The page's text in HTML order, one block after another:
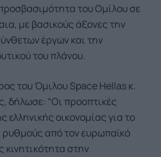
του Ομίλου σε
με βασικούς άξονες την
έργων και την
του πλάνου.
του Όμιλου Space Hellas κ.
δήλωσε: “Οι προοπτικές
ελληνικής οικονομίας για το
από τον ευρωπαϊκό
κινητικότητα στην